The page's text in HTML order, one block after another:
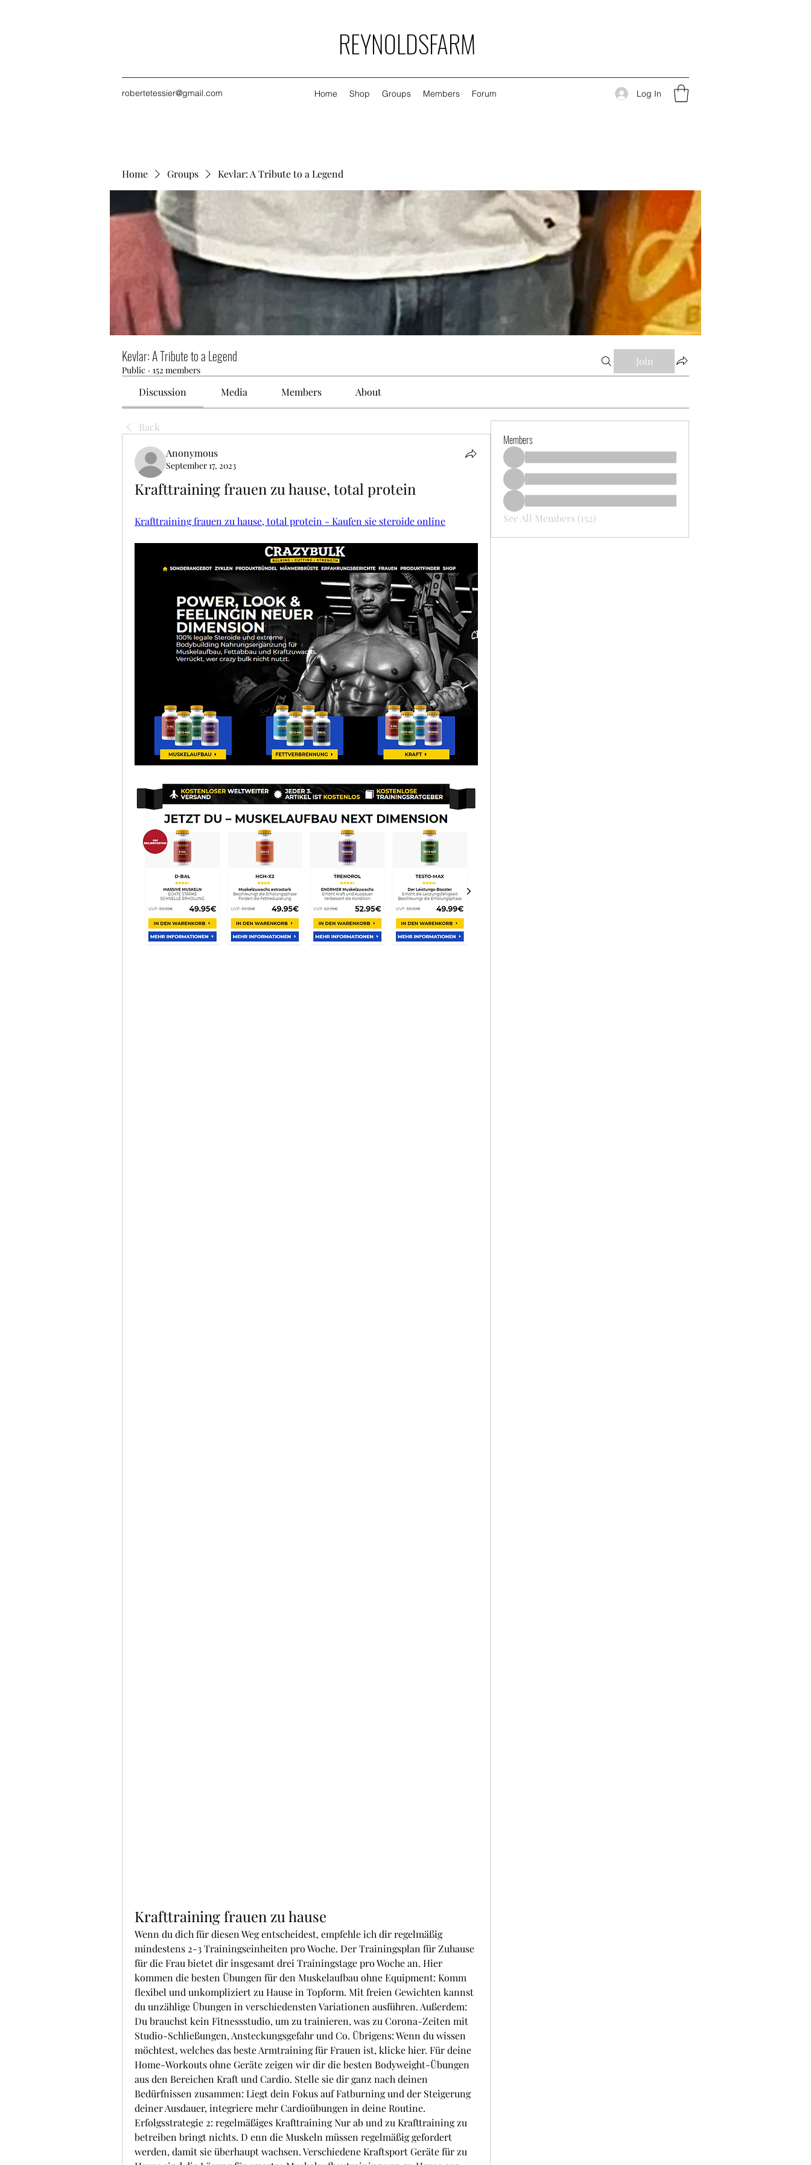
REYNOLDSFARM
robertetessier@gmail.com Home Shop Groups Members Forum Log In
Home Groups Kevlar: A Tribute to a Legend
Kevlar: A Tribute to a Legend
Public · 152 members
Join
Discussion Media Members About
Back
Anonymous
September 17, 2023
Krafttraining frauen zu hause, total protein
Krafttraining frauen zu hause, total protein - Kaufen sie steroide online
Krafttraining frauen zu hause
Wenn du dich für diesen Weg entscheidest, empfehle ich dir regelmäßig
mindestens 2-3 Trainingseinheiten pro Woche. Der Trainingsplan für Zuhause
für die Frau bietet dir insgesamt drei Trainingstage pro Woche an. Hier
kommen die besten Übungen für den Muskelaufbau ohne Equipment: Komm
flexibel und unkompliziert zu Hause in Topform. Mit freien Gewichten kannst
du unzählige Übungen in verschiedensten Variationen ausführen. Außerdem:
Du brauchst kein Fitnessstudio, um zu trainieren, was zu Corona-Zeiten mit
Studio-Schließungen, Ansteckungsgefahr und Co. Übrigens: Wenn du wissen
möchtest, welches das beste Armtraining für Frauen ist, klicke hier. Für deine
Home-Workouts ohne Geräte zeigen wir dir die besten Bodyweight-Übungen
aus den Bereichen Kraft und Cardio. Stelle sie dir ganz nach deinen
Bedürfnissen zusammen: Liegt dein Fokus auf Fatburning und der Steigerung
deiner Ausdauer, integriere mehr Cardioübungen in deine Routine.
Erfolgsstrategie 2: regelmäßiges Krafttraining Nur ab und zu Krafttraining zu
betreiben bringt nichts. D enn die Muskeln müssen regelmäßig gefordert
werden, damit sie überhaupt wachsen. Verschiedene Kraftsport Geräte für zu
Members
See All Members (152)